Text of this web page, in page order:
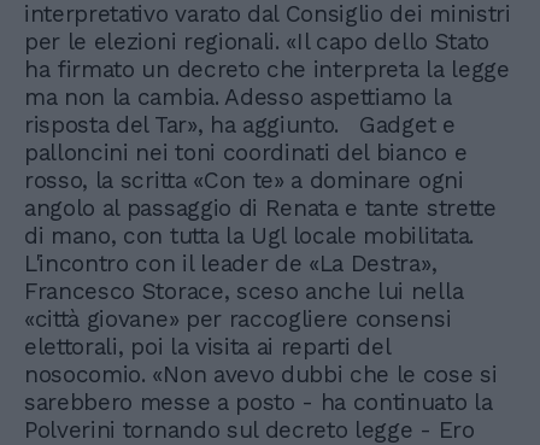
interpretativo varato dal Consiglio dei ministri
per le elezioni regionali. «Il capo dello Stato
ha firmato un decreto che interpreta la legge
ma non la cambia. Adesso aspettiamo la
risposta del Tar», ha aggiunto. Gadget e
palloncini nei toni coordinati del bianco e
rosso, la scritta «Con te» a dominare ogni
angolo al passaggio di Renata e tante strette
di mano, con tutta la Ugl locale mobilitata.
L'incontro con il leader de «La Destra»,
Francesco Storace, sceso anche lui nella
«città giovane» per raccogliere consensi
elettorali, poi la visita ai reparti del
nosocomio. «Non avevo dubbi che le cose si
sarebbero messe a posto - ha continuato la
Polverini tornando sul decreto legge - Ero